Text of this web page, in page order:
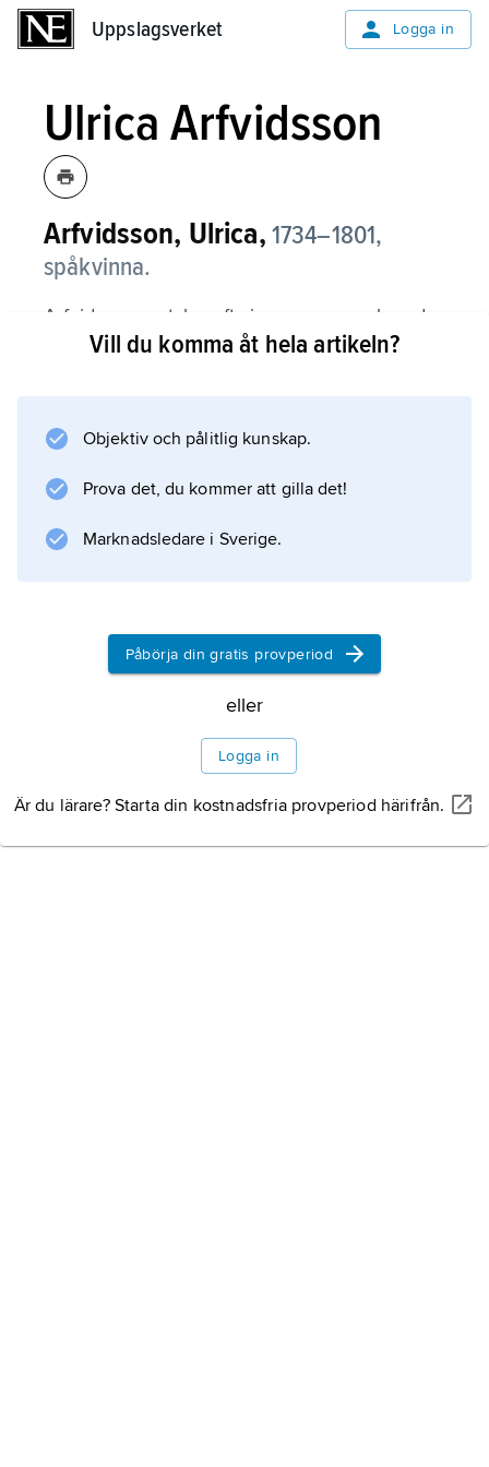
Uppslagsverket Logga in
Ulrica Arfvidsson
Arfvidsson, Ulrica, 1734–1801,
spåkvinna.
Arfvidsson omtalas ofta i memoarer och andra
skildringar från den gustavianska epoken.
avbildat – åt ett förnämt klientel, bl.a. Gustav
in har man förklarat med att hon hade god
Litteraturanvisning
Information om artikeln
Vill du komma åt hela artikeln?
Objektiv och pålitlig kunskap.
Prova det, du kommer att gilla det!
Marknadsledare i Sverige.
Påbörja din gratis provperiod
eller
Logga in
Är du lärare? Starta din kostnadsfria provperiod härifrån.